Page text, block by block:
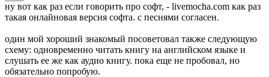
ну вот как раз если говорить про софт, - livemocha.com как раз
такая онлайновая версия софта. с песнями согласен.
один мой хороший знакомый посоветовал также следующую
схему: одновременно читать книгу на английском языке и
слушать ее же как аудио книгу. пока еще не пробовал, но
обязательно попробую.